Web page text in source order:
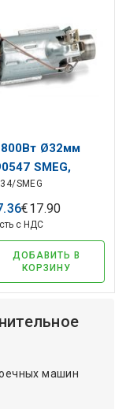
Ø32мм
SMEG,
BEKO для
SMEG
.36€17.90
с НДС
ДОБАВИТЬ В
КОРЗИНУ
машин